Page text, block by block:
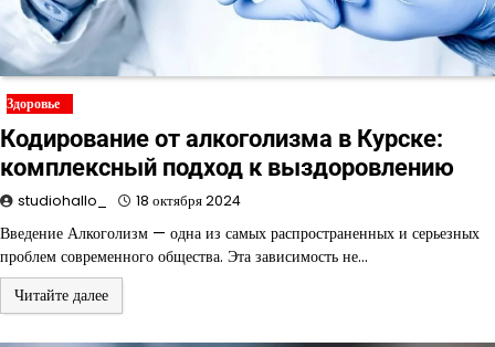
Здоровье
Кодирование от алкоголизма в Курске:
комплексный подход к выздоровлению
studiohallo_ 18 октября 2024
Введение Алкоголизм — одна из самых распространенных и серьезных
проблем современного общества. Эта зависимость не…
Читайте далее